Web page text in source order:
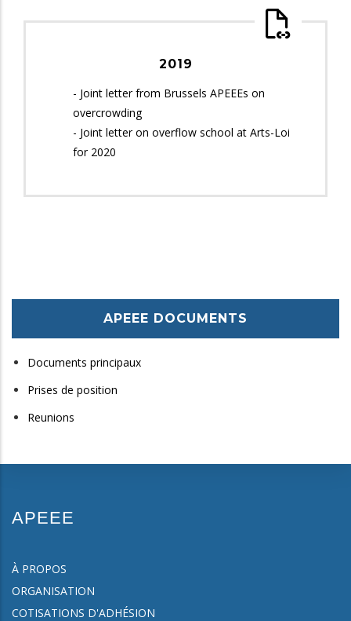
2019
- Joint letter from Brussels APEEEs on
overcrowding
- Joint letter on overflow school at Arts-Loi
for 2020
APEEE DOCUMENTS
Documents principaux
Prises de position
Reunions
APEEE
À PROPOS
ORGANISATION
COTISATIONS D'ADHÉSION